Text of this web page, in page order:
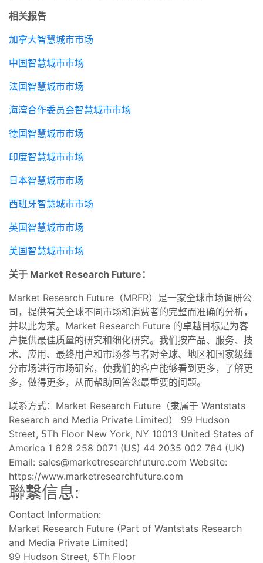
相关报告
加拿大智慧城市市场
中国智慧城市市场
法国智慧城市市场
海湾合作委员会智慧城市市场
德国智慧城市市场
印度智慧城市市场
日本智慧城市市场
西班牙智慧城市市场
英国智慧城市市场
美国智慧城市市场
关于 Market Research Future：
Market Research Future（MRFR）是一家全球市场调研公
司，提供有关全球不同市场和消费者的完整而准确的分析，
并以此为荣。Market Research Future 的卓越目标是为客
户提供最佳质量的研究和细化研究。我们按产品、服务、技
术、应用、最终用户和市场参与者对全球、地区和国家级细
分市场进行市场研究，使我们的客户能够看到更多，了解更
多，做得更多，从而帮助回答您最重要的问题。
联系方式：Market Research Future（隶属于 Wantstats
Research and Media Private Limited） 99 Hudson
Street, 5Th Floor New York, NY 10013 United States of
America 1 628 258 0071 (US) 44 2035 002 764 (UK)
Email: sales@marketresearchfuture.com Website:
https://www.marketresearchfuture.com
聯繫信息:
Contact Information:
Market Research Future (Part of Wantstats Research
and Media Private Limited)
99 Hudson Street, 5Th Floor